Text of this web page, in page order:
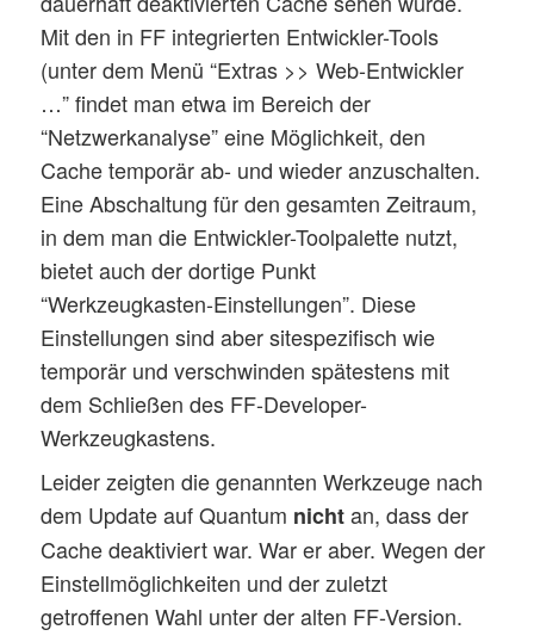
Mit den in FF integrierten Entwickler-Tools
(unter dem Menü “Extras >> Web-Entwickler
…” findet man etwa im Bereich der
“Netzwerkanalyse” eine Möglichkeit, den
Cache temporär ab- und wieder anzuschalten.
Eine Abschaltung für den gesamten Zeitraum,
in dem man die Entwickler-Toolpalette nutzt,
bietet auch der dortige Punkt
“Werkzeugkasten-Einstellungen”. Diese
Einstellungen sind aber sitespezifisch wie
temporär und verschwinden spätestens mit
dem Schließen des FF-Developer-
Werkzeugkastens.
Leider zeigten die genannten Werkzeuge nach
dem Update auf Quantum nichtan, dass der
Cache deaktiviert war. War er aber. Wegen der
Einstellmöglichkeiten und der zuletzt
getroffenen Wahl unter der alten FF-Version.